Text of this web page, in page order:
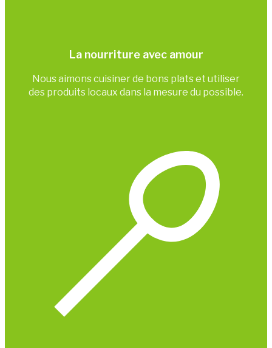
La nourriture avec amour
Nous aimons cuisiner de bons plats et utiliser
des produits locaux dans la mesure du possible.